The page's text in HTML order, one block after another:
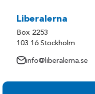
Liberalerna
Box 2253
103 16 Stockholm
info@liberalerna.se